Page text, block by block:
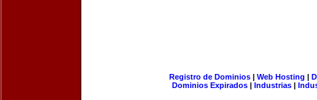
Registro de Dominios| Web Hosting |
Dominios Expirados | Industrias |